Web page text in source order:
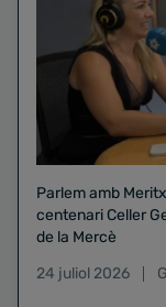
Parlem amb
centenari Celler Gelida de Sants, que enguany faran el pregó
de la Mercè
24 juliol 2026